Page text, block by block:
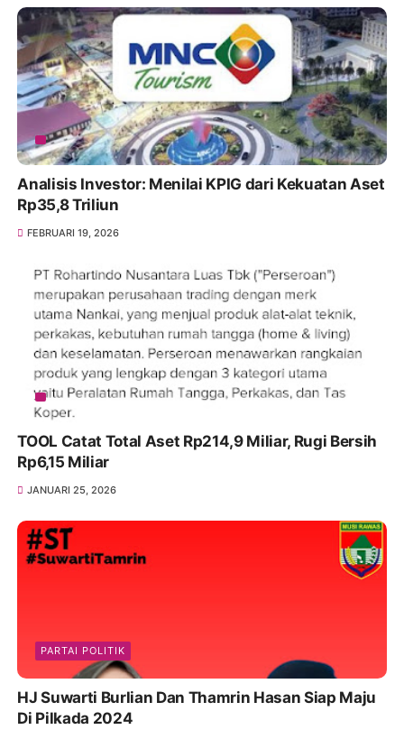
Analisis Investor: Menilai KPIG dari Kekuatan Aset
Rp35,8 Triliun
FEBRUARI 19, 2026
TOOL Catat Total Aset Rp214,9 Miliar, Rugi Bersih
Rp6,15 Miliar
JANUARI 25, 2026
PARTAI POLITIK
HJ Suwarti Burlian Dan Thamrin Hasan Siap Maju
Di Pilkada 2024